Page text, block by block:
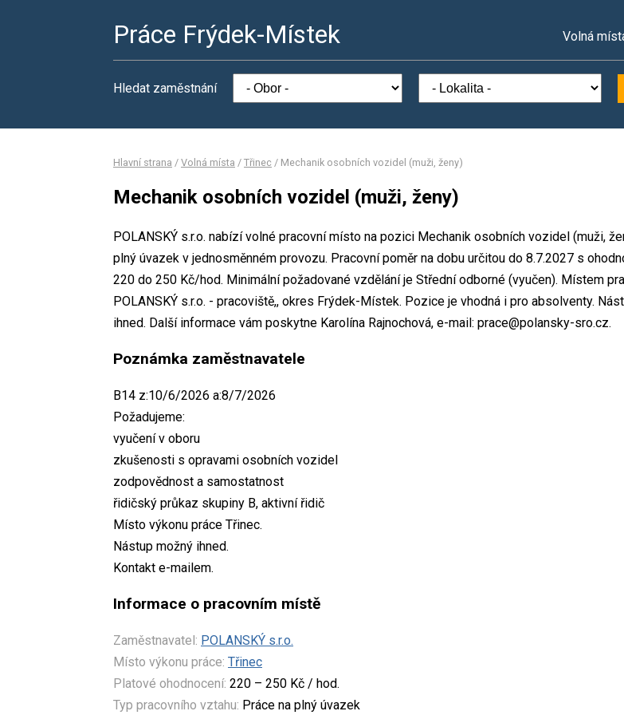
Práce Frýdek-Místek Volná
Hledat zaměstnání
Hlavní strana / Volná místa / Třinec / Mechanik osobních vozidel (muži, ženy)
Mechanik osobních vozidel (muži, ženy)
POLANSKÝ s.r.o. nabízí volné pracovní místo na pozici Mechanik osobních vozidel (muži,
plný úvazek v jednosměnném provozu. Pracovní poměr na dobu určitou do 8.7.2027 s
220 do 250 Kč/hod. Minimální požadované vzdělání je Střední odborné (vyučen). Místem
POLANSKÝ s.r.o. - pracoviště,, okres Frýdek-Místek. Pozice je vhodná i pro absolventy.
ihned. Další informace vám poskytne Karolína Rajnochová, e-mail: prace@polansky-sro.cz.
Poznámka zaměstnavatele
B14 z:10/6/2026 a:8/7/2026
Požadujeme:
vyučení v oboru
zkušenosti s opravami osobních vozidel
zodpovědnost a samostatnost
řidičský průkaz skupiny B, aktivní řidič
Místo výkonu práce Třinec.
Nástup možný ihned.
Kontakt e-mailem.
Informace o pracovním místě
Zaměstnavatel: POLANSKÝ s.r.o.
Místo výkonu práce: Třinec
Platové ohodnocení: 220 – 250 Kč / hod.
Typ pracovního vztahu: Práce na plný úvazek